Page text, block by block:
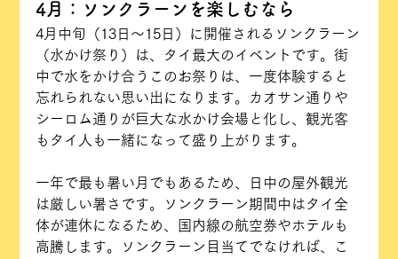
4月：ソンクラーンを楽しむなら
4月中旬（13日〜15日）に開催されるソンクラーン
（水かけ祭り）は、タイ最大のイベントです。街
中で水をかけ合うこのお祭りは、一度体験すると
忘れられない思い出になります。カオサン通りや
シーロム通りが巨大な水かけ会場と化し、観光客
もタイ人も一緒になって盛り上がります。
一年で最も暑い月でもあるため、日中の屋外観光
は厳しい暑さです。ソンクラーン期間中はタイ全
体が連休になるため、国内線の航空券やホテルも
高騰します。ソンクラーン目当てでなければ、こ